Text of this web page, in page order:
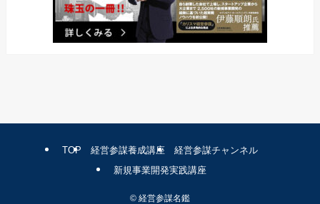
TOP 経営参謀養成講座
経営参謀チャンネル
新規事業開発実践講座
© 経営参謀名鑑